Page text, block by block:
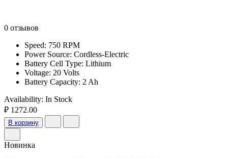
0 отзывов
Speed: 750 RPM
Power Source: Cordless-Electric
Battery Cell Type: Lithium
Voltage: 20 Volts
Battery Capacity: 2 Ah
Availability: In Stock
₽ 1272.00
В корзину
Новинка